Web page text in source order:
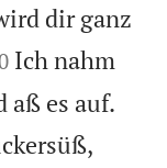
dir ganz
Ich nahm
aß es auf.